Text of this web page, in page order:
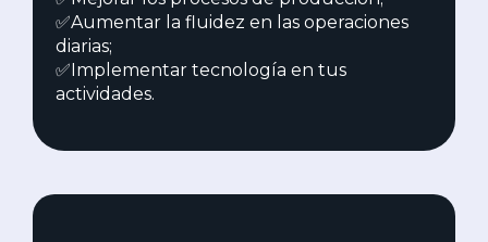
✅Aumentar la fluidez en las operaciones
diarias;
✅Implementar tecnología en tus
actividades.